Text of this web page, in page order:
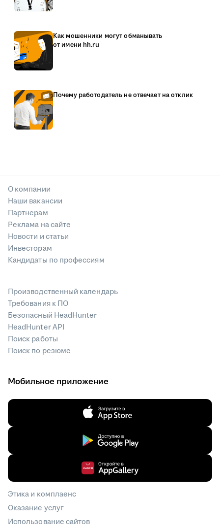
Как мошенники могут обманывать
от имени hh.ru
Почему работодатель не отвечает на отклик
О компании
Наши вакансии
Партнерам
Реклама на сайте
Новости и статьи
Инвесторам
Кандидаты по профессиям
Производственный календарь
Требования к ПО
Безопасный HeadHunter
HeadHunter API
Поиск работы
Поиск по резюме
Мобильное приложение
Этика и комплаенс
Оказание услуг
Использование сайтов